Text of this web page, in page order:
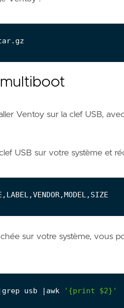
Ventoy sur la clef USB,
USB sur votre système et
sur votre système, vous
grep usb awk '{print $2}'